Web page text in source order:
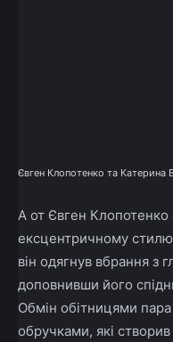
Євген Клопотенко та
А от Євген
ексцентричному
він одягнув вбрання з
доповнивши його
Обмін обітницями
обручками, які